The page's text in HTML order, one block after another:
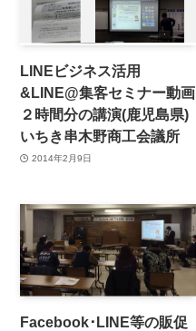
LINEビジネス活用
&LINE@集客セミナー動画
２時間分の講演(鹿児島県)
いちき串木野商工会議所
2014年2月9日
Facebook･LINE等の販促